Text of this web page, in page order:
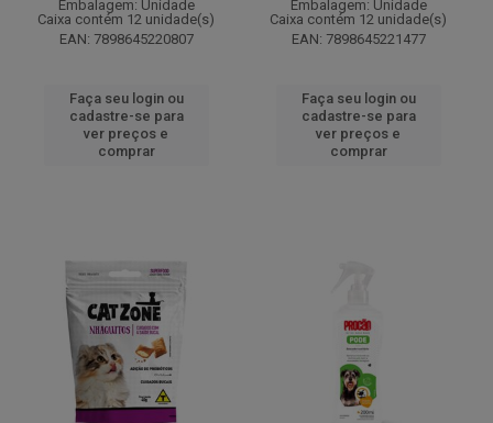
Embalagem: Unidade
Caixa contém 12 unidade(s)
EAN: 7898645220807
Faça seu login ou
cadastre-se para
ver preços e
comprar
Embalagem: Unidade
Caixa contém 12 unidade(s)
EAN: 7898645221477
Faça seu login ou
cadastre-se para
ver preços e
comprar